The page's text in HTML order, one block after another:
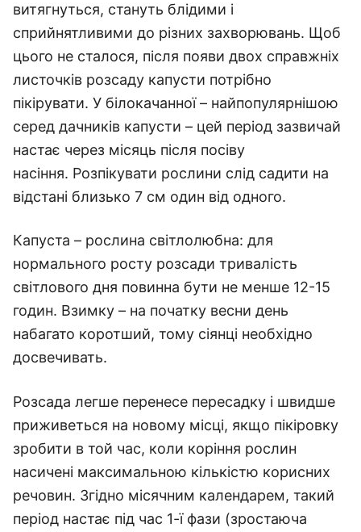
витягнуться, стануть блідими і
сприйнятливими до різних захворювань. Щоб
цього не сталося, після появи двох справжніх
листочків розсаду капусти потрібно
пікірувати. У білокачанної – найпопулярнішою
серед дачників капусти – цей період зазвичай
настає через місяць після посіву
насіння. Розпікувати рослини слід садити на
відстані близько 7 см один від одного.
Капуста – рослина світлолюбна: для
нормального росту розсади тривалість
світлового дня повинна бути не менше 12-15
годин. Взимку – на початку весни день
набагато коротший, тому сіянці необхідно
досвечивать.
Розсада легше перенесе пересадку і швидше
приживеться на новому місці, якщо пікіровку
зробити в той час, коли коріння рослин
насичені максимальною кількістю корисних
речовин. Згідно місячним календарем, такий
період настає під час 1-ї фази (зростаюча